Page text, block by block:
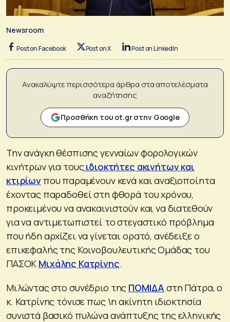
Newsroom
Post on Facebook Post on X Post on LinkedIn
Ανακαλύψτε περισσότερα άρθρα στα αποτελέσματα
αναζήτησης
Προσθήκη του ot.gr στην Google
Την ανάγκη θέσπισης γενναίων φορολογικών
κινήτρων για τουςιδιοκτήτες ακινήτων και
κτιρίωνπου παραμένουν κενά και αναξιοποίητα
έχοντας παραδοθεί στη φθορά του χρόνου,
προκειμένου να ανακαινιστούν και να διατεθούν
για να αντιμετωπιστεί το στεγαστικό πρόβλημα
που ήδη αρχίζει να γίνεται ορατό, ανέδειξε ο
επικεφαλής της Κοινοβουλευτικής Ομάδας του
ΠΑΣΟΚ Μιχάλης Κατρίνης.
Μιλώντας στο συνέδριο της ΠΟΜΙΔΑ στη Πάτρα, ο
κ. Κατρίνης τόνισε πως \η ακίνητη ιδιοκτησία
συνιστά βασικό πυλώνα ανάπτυξης της ελληνικής